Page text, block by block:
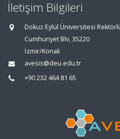
İletişim Bilgileri
Dokuz Eylül Üniversitesi
Cumhuriyet Blv, 35220
İzmir/Konak
avesis@deu.edu.tr
+90 232 464 81 65